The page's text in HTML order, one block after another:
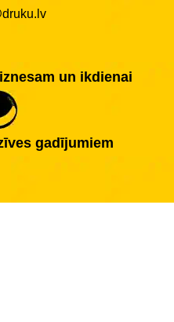
un ikdienai
gadījumiem